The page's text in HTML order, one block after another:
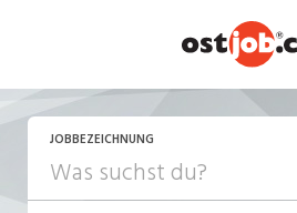
JOBBEZEICHNUNG